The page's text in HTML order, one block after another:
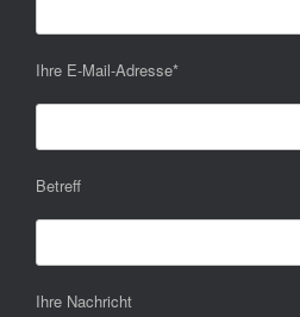
Ihre E-Mail-Adresse*
Betreff
Ihre Nachricht